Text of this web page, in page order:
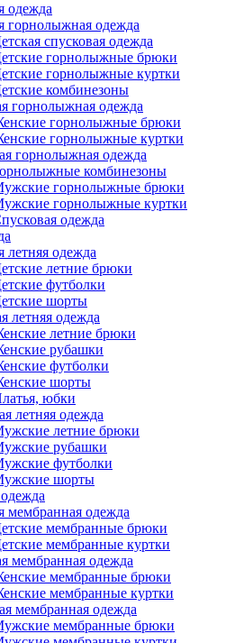
одежда
горнолыжная одежда
спусковая одежда
горнолыжные брюки
горнолыжные куртки
комбинезоны
горнолыжная одежда
горнолыжные брюки
горнолыжные куртки
горнолыжная одежда
комбинезоны
горнолыжные брюки
горнолыжные куртки
одежда
летняя одежда
летние брюки
футболки
шорты
летняя одежда
летние брюки
рубашки
футболки
шорты
юбки
летняя одежда
летние брюки
рубашки
футболки
шорты
мембранная одежда
мембранные брюки
мембранные куртки
мембранная одежда
мембранные брюки
мембранные куртки
мембранная одежда
мембранные брюки